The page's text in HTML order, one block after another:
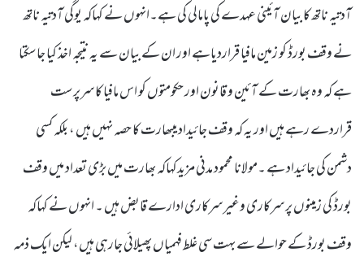
آدتیہ ناتھ کا بیان آئینی عہدے کی پامالی کی ہے۔انہوں نے کہاکہ یوگی آدتیہ ناتھ
نے وقف بورڈ کو زمین مافیا قراردیاہے اور ان کے بیان سے یہ نتیجہ اخذ کیا جاسکتا
ہے کہ وہ بھارت کے آئین و قانون اور حکومتوں کو اس مافیا کا سرپرست
قراردے رہے ہیں اور یہ کہ وقف جائیدادیںبھارت کا حصہ نہیں ہیں ، بلکہ کسی
دشمن کی جائیداد ہے ۔مولانا محمود مدنی مزیدکہاکہ بھارت میں بڑی تعداد میں وقف
بورڈ کی زمینوں پر سرکاری وغیر سرکاری ادارے قابض ہیں ۔ انہوں نے کہاکہ
وقف بورڈ کے حوالے سے بہت سی غلط فہمیاں پھیلائی جارہی ہیں، لیکن ایک ذمہ